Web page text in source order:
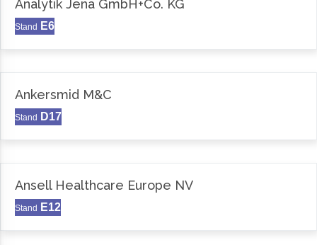
Analytik Jena GmbH+Co. KG
Stand E6
Ankersmid M&C
Stand D17
Ansell Healthcare Europe NV
Stand E12